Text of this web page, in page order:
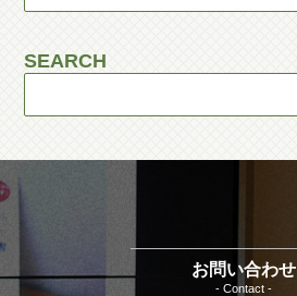
SEARCH
お問い合わせ
- Contact -